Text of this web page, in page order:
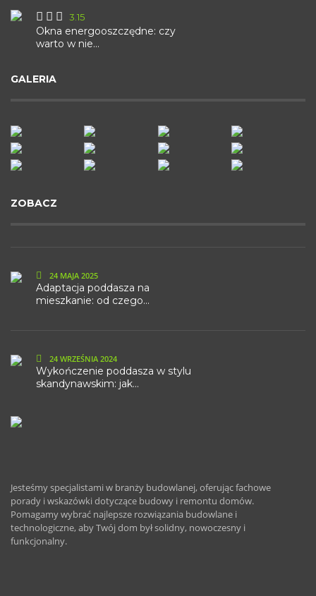
Okna energooszczędne: czy
warto w nie...
3.15
GALERIA
ZOBACZ
Adaptacja poddasza na
mieszkanie: od czego...
24 MAJA 2025
Wykończenie poddasza w stylu
skandynawskim: jak...
24 WRZEŚNIA 2024
Jesteśmy specjalistami w branży budowlanej, oferując fachowe
porady i wskazówki dotyczące budowy i remontu domów.
Pomagamy wybrać najlepsze rozwiązania budowlane i
technologiczne, aby Twój dom był solidny, nowoczesny i
funkcjonalny.